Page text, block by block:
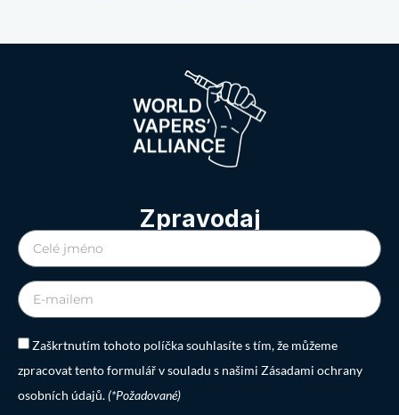
Zpravodaj
Zaškrtnutím tohoto políčka souhlasíte s tím, že můžeme
zpracovat tento formulář v souladu s našimi Zásadami ochrany
osobních údajů.(*Požadované)